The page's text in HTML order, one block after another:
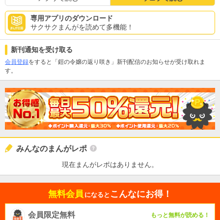
専用アプリのダウンロード
サクサクまんがを読めて多機能！
新刊通知を受け取る
会員登録をすると「鎧の令嬢の返り咲き」新刊配信のお知らせが受け取れま
す。
みんなのまんがレポ
現在まんがレポはありません。
無料会員 になると こんなにお得！
会員限定無料 もっと無料が読める！